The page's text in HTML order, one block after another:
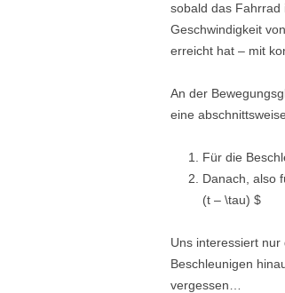
sobald das Fahrrad
Geschwindigkeit
erreicht hat – mit
An der
eine
Für die
Danach, also
(t – \tau) $
Uns interessiert
Beschleunigen
vergessen…